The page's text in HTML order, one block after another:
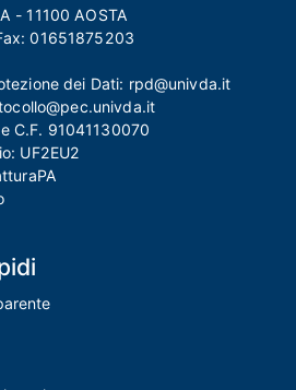
- 11100 AOSTA
01651875203
dei Dati: rpd@univda.it
C.F. 91041130070
UF2EU2